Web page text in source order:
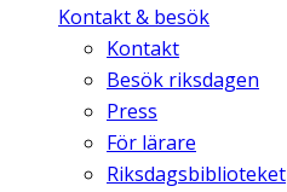
Kontakt & besök
Kontakt
Besök riksdagen
Press
För lärare
Riksdagsbiblioteket